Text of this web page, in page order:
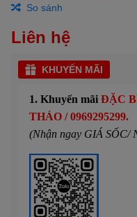
So sánh
Liên hệ
KHUYẾN MÃI
1. Khuyến mãi ĐẶC
THẢO / 0969295299.
(Nhận ngay GIÁ SỐC/